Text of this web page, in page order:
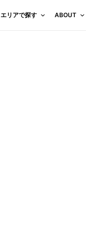
エリアで探す ABOUT